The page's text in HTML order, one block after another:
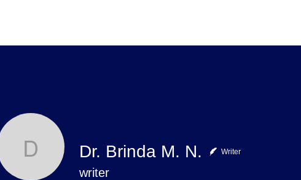
Dr. Brinda M. N.
Dr. Brinda M. N. Writer
writer